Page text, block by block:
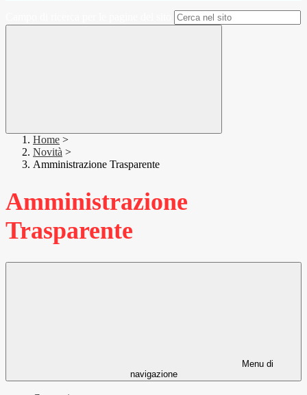
Home >
Novità >
Amministrazione Trasparente
Amministrazione
Trasparente
Menu di
navigazione